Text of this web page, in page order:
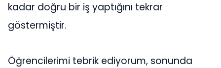
kadar doğru bir iş yaptığını tekrar
göstermiştir.
Öğrencilerimi tebrik ediyorum, sonunda